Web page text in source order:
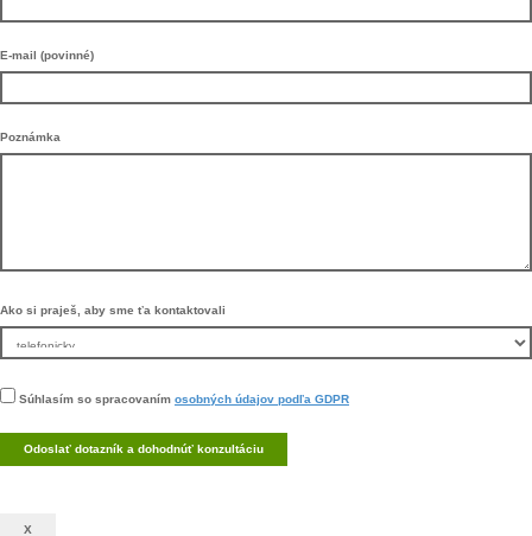
E-mail (povinné)
Poznámka
Ako si praješ, aby sme ťa kontaktovali
Súhlasím so spracovaním osobných údajov podľa GDPR
X